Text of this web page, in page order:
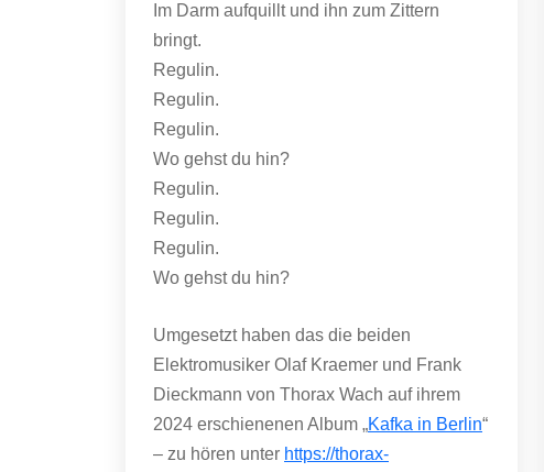
Im Darm aufquillt und ihn zum Zittern
bringt.
Regulin.
Regulin.
Regulin.
Wo gehst du hin?
Regulin.
Regulin.
Regulin.
Wo gehst du hin?
Umgesetzt haben das die beiden
Elektromusiker Olaf Kraemer und Frank
Dieckmann von Thorax Wach auf ihrem
2024 erschienenen Album „Kafka in Berlin“
– zu hören unter https://thorax-